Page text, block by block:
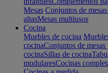
Mesas Conjuntos de
altasMesas multiusos
Cocina
Muebles de cocina
cocinaConjuntos de
cocinaSillas de cocina
modularesCocinas